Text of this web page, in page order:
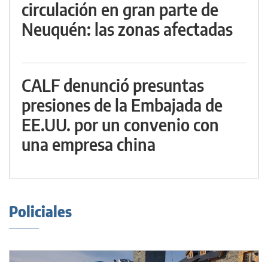
circulación en gran parte de
Neuquén: las zonas afectadas
CALF denunció presuntas
presiones de la Embajada de
EE.UU. por un convenio con
una empresa china
Policiales